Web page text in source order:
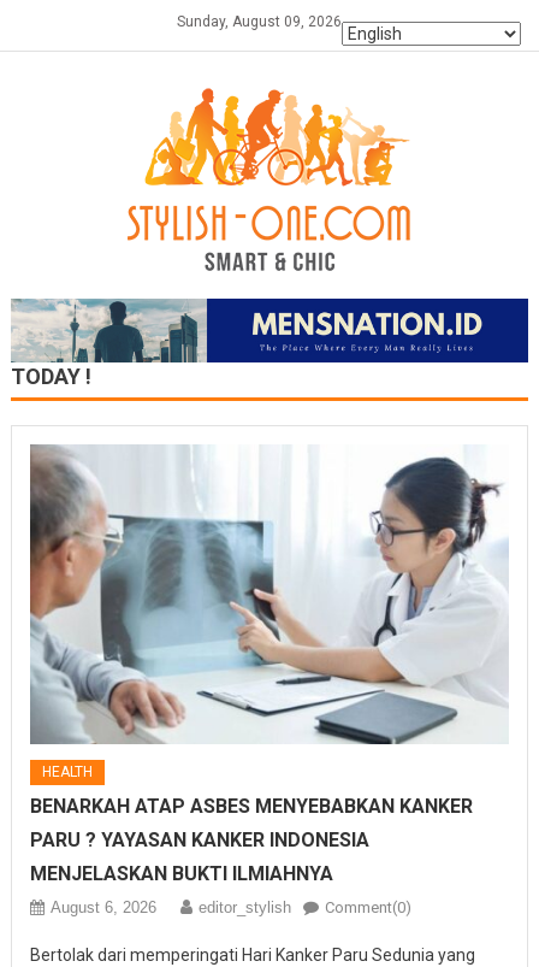
Sunday, August 09, 2026
TODAY !
HEALTH
BENARKAH ATAP ASBES MENYEBABKAN KANKER
PARU ? YAYASAN KANKER INDONESIA
MENJELASKAN BUKTI ILMIAHNYA
August 6, 2026 editor_stylish Comment(0)
Bertolak dari memperingati Hari Kanker Paru Sedunia yang